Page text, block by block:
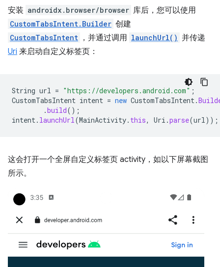
安装 androidx.browser/browser 库后，您可以使用
CustomTabsIntent.Builder 创建
CustomTabsIntent ，并通过调用 launchUrl() 并传递
Uri 来启动自定义标签页：
String url = "https://developers.android.com" ;
CustomTabsIntent intent = new CustomTabsIntent.
.build();
intent. launchUrl(MainActivity. this, Uri .parse(url));
这会打开一个全屏自定义标签页 activity，如以下屏幕截图
所示。